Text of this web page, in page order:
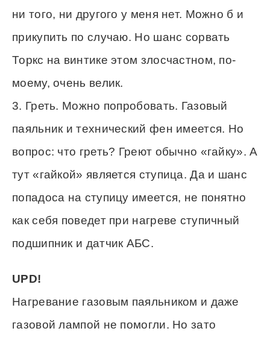
ни того, ни другого у меня нет. Можно б и
прикупить по случаю. Но шанс сорвать
Торкс на винтике этом злосчастном, по-
моему, очень велик.
3. Греть. Можно попробовать. Газовый
паяльник и технический фен имеется. Но
вопрос: что греть? Греют обычно «гайку». А
тут «гайкой» является ступица. Да и шанс
попадоса на ступицу имеется, не понятно
как себя поведет при нагреве ступичный
подшипник и датчик АБС.
UPD!
Нагревание газовым паяльником и даже
газовой лампой не помогли. Но зато